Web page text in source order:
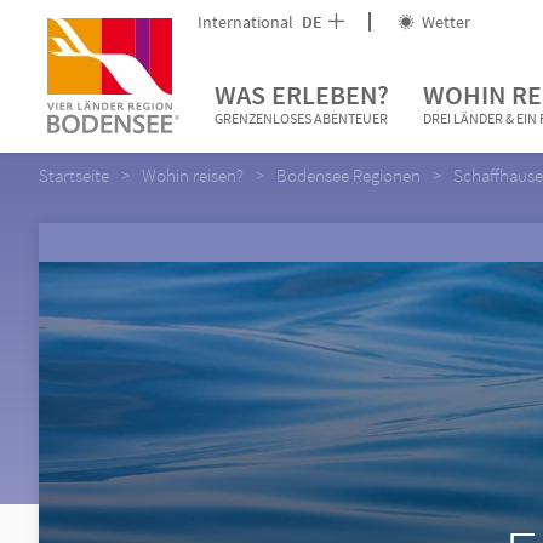
International DE Wetter
WAS ERLEBEN?
GRENZENLOSES ABENTEUER
WOHIN
DREI LÄNDER &
Startseite Wohin reisen? Bodensee Regionen